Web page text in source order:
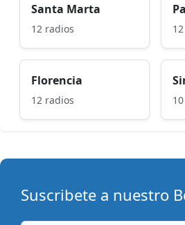
Santa Marta
12 radios
Florencia
12 radios
Suscribete a nuestro